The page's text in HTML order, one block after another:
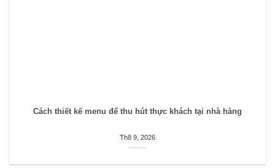
Cách thiết kế menu để thu hút thực khách tại nhà hàng
Th8 9, 2026